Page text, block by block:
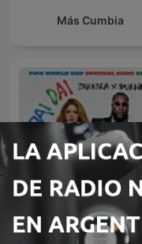
Más Cumbia
Dai Dai